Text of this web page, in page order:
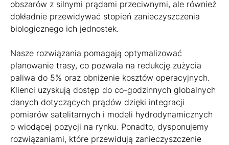
obszarów z silnymi prądami przeciwnymi, ale również
dokładnie przewidywać stopień zanieczyszczenia
biologicznego ich jednostek.
Nasze rozwiązania pomagają optymalizować
planowanie trasy, co pozwala na redukcję zużycia
paliwa do 5% oraz obniżenie kosztów operacyjnych.
Klienci uzyskują dostęp do co-godzinnych globalnych
danych dotyczących prądów dzięki integracji
pomiarów satelitarnych i modeli hydrodynamicznych
o wiodącej pozycji na rynku. Ponadto, dysponujemy
rozwiązaniami, które przewidują zanieczyszczenie